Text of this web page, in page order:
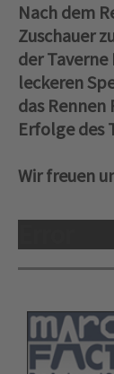
Nach dem
Zuschauer
der
leckeren
das Rennen
Erfolge des
Wir freuen